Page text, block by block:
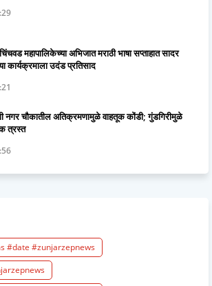
महापालिकेच्या अभिजात मराठी भाषा सप्ताहात सादर
कार्यक्रमाला उदंड प्रतिसाद
नगर चौकातील अतिक्रमणामुळे वाहतूक कोंडी; गुंडगिरीमुळे
त्रस्त
#date #zunjarzepnews